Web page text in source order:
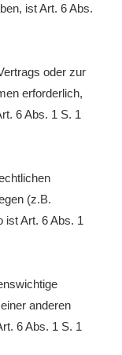
ist Art. 6 Abs.
oder zur
erforderlich,
6 Abs. 1 S. 1
(z.B.
ist Art. 6 Abs. 1
anderen
6 Abs. 1 S. 1